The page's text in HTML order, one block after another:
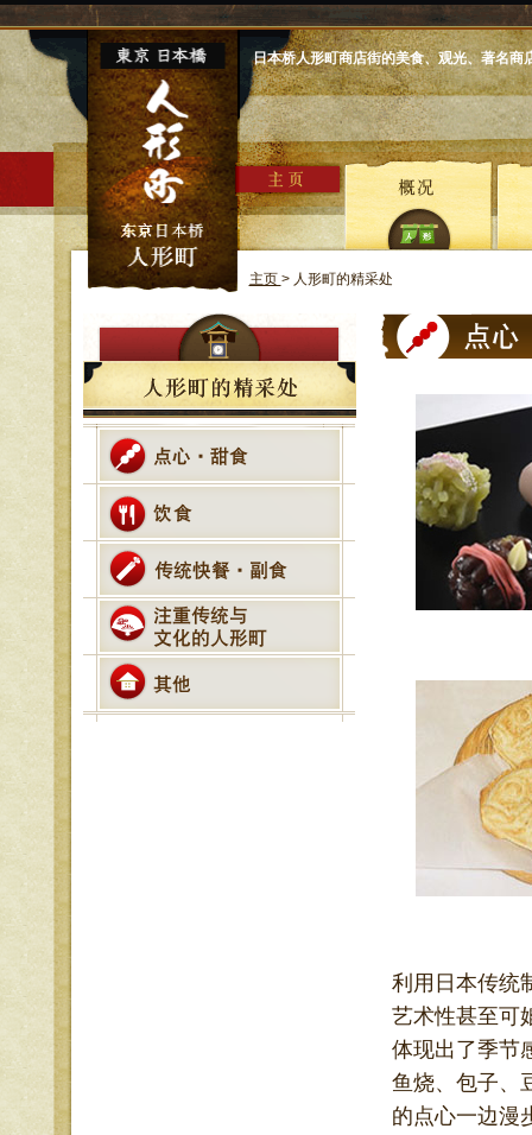
日本桥人形町商店街的美食、观光、著名商
主页 > 人形町的精采处
利用日本传统
艺术性甚至可
体现出了季节
鱼烧、包子、
的点心一边漫